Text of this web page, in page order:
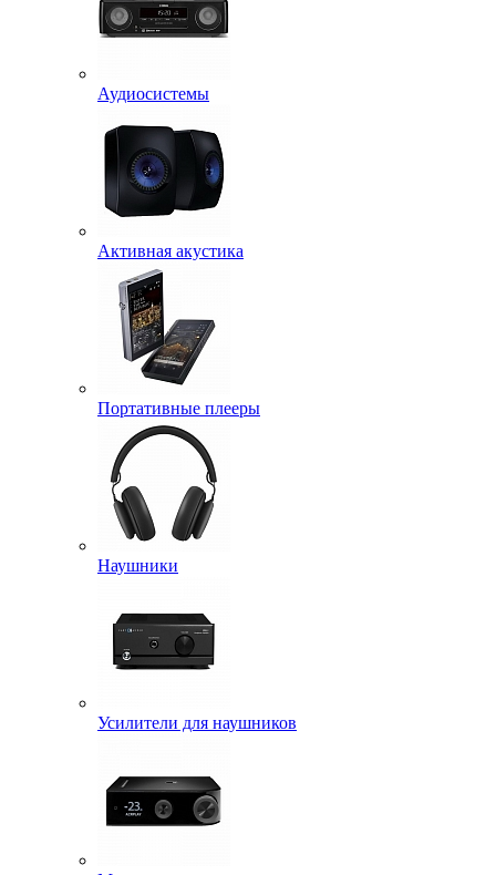
Аудиосистемы
Активная акустика
Портативные плееры
Наушники
Усилители для наушников